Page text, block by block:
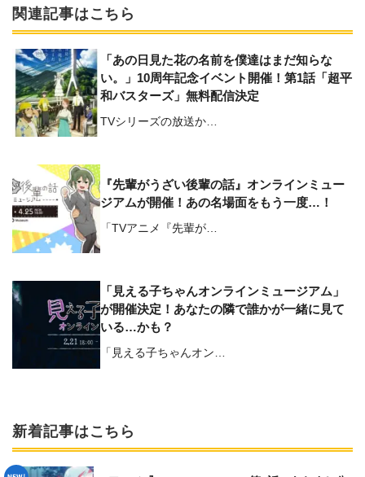
関連記事はこちら
「あの日見た花の名前を僕達はまだ知らな
い。」10周年記念イベント開催！第1話「超平
和バスターズ」無料配信決定
TVシリーズの放送か…
『先輩がうざい後輩の話』オンラインミュー
ジアムが開催！あの名場面をもう一度…！
「TVアニメ『先輩が…
「見える子ちゃんオンラインミュージアム」
が開催決定！あなたの隣で誰かが一緒に見て
いる…かも？
「見える子ちゃんオン…
新着記事はこちら